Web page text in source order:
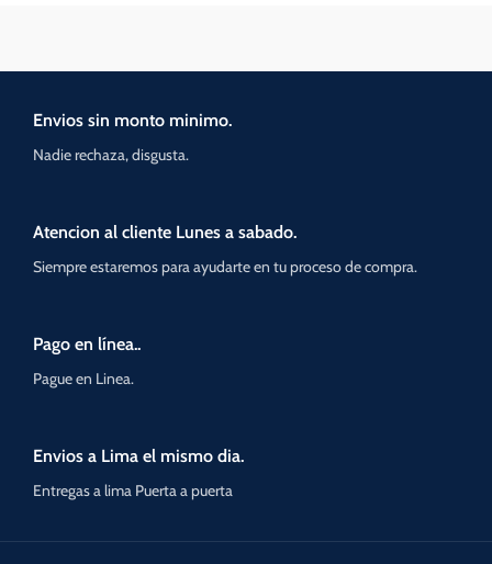
Envios sin monto minimo.
Nadie rechaza, disgusta.
Atencion al cliente Lunes a sabado.
Siempre estaremos para ayudarte en tu proceso de compra.
Pago en línea..
Pague en Linea.
Envios a Lima el mismo dia.
Entregas a lima Puerta a puerta